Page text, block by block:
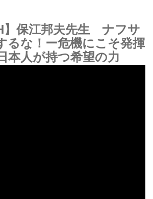
】保江邦夫先生 ナフサ
るな！ー危機にこそ発揮
本人が持つ希望の力